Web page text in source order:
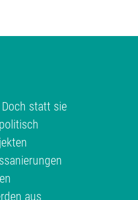
statt sie
aus